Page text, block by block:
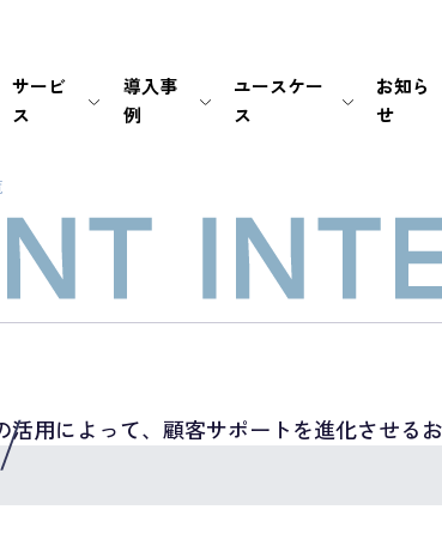
サービ
ス
導入事
例
生保・損保
メーカー
その他（官公庁・イン
ユースケー
ス
待ち時間・あふれ呼を
セキュリティの高い個
電話応対時間を削減
お知ら
せ
会社情報
ミッション / バリュー
PCI DSS認証について
新卒採用
経営情報
IRカレンダー
免責事項
用によって、顧客サポートを進化させる